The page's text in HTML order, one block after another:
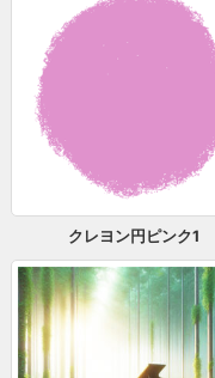
クレヨン円ピンク1